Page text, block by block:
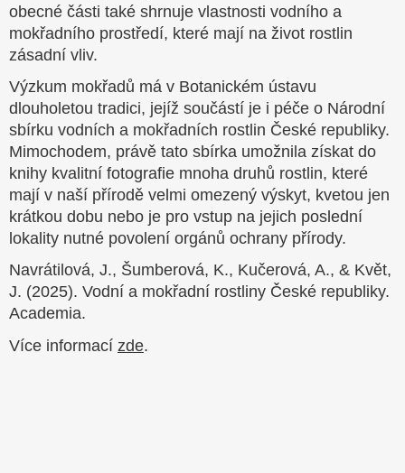
obecné části také shrnuje vlastnosti vodního a
mokřadního prostředí, které mají na život rostlin
zásadní vliv.
Výzkum mokřadů má v Botanickém ústavu
dlouholetou tradici, jejíž součástí je i péče o Národní
sbírku vodních a mokřadních rostlin České republiky.
Mimochodem, právě tato sbírka umožnila získat do
knihy kvalitní fotografie mnoha druhů rostlin, které
mají v naší přírodě velmi omezený výskyt, kvetou jen
krátkou dobu nebo je pro vstup na jejich poslední
lokality nutné povolení orgánů ochrany přírody.
Navrátilová, J., Šumberová, K., Kučerová, A., & Květ,
J. (2025). Vodní a mokřadní rostliny České republiky.
Academia.
Více informací zde.